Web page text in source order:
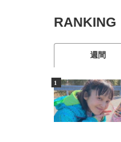
RANKING
週間